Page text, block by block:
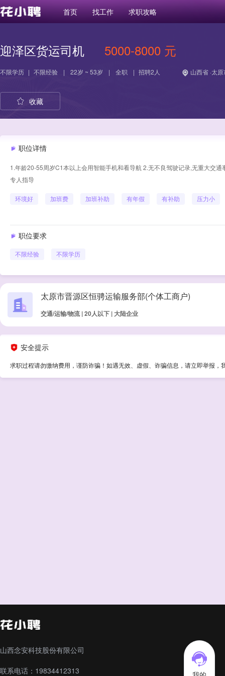
首页 找工作 求职攻略
迎泽区货运司机 5000-8000 元
不限学历 | 不限经验 | 22岁 ~ 53岁 | 全职 | 招聘2人 山西省 ·太
收藏
职位详情
1.年龄20-55周岁C1本以上会用智能手机和看导航 2.无不良驾驶记录,无重大交
专人指导
环境好 加班费 加班补助 有年假 有补助 压力小
职位要求
不限经验 不限学历
太原市晋源区恒骋运输服务部(个体工商户)
交通/运输/物流 | 20人以下 | 大陆企业
安全提示
求职过程请勿缴纳费用，谨防诈骗！如遇无效、虚假、诈骗信息，请立即举报，
山西念安科技股份有限公司
联系电话：19834412313